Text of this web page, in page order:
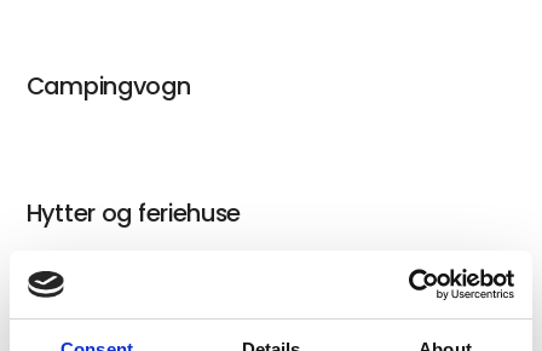
Campingvogn
Hytter og feriehuse
Shelter